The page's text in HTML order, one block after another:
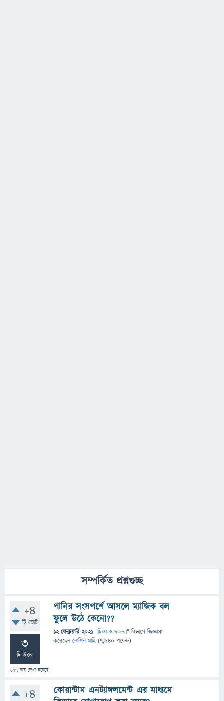
সম্পর্কিত প্রশ্নগুচ্ছ
+4
টি ভোট
3
টি উত্তর
677 বার দেখা হয়েছে
পানির সংসপর্শে আসলে ম্যাজিক বল
ফুলে উঠে কেনো??
12 ফেব্রুয়ারি 2021 "চিন্তা ও দক্ষতা" বিভাগে জিজ্ঞাসা
করেছেননোশিন মাহি (7,940 পয়েন্ট)
+4
কোয়ান্টাম এনট্যাঙ্গলমেন্ট এর মাধ্যমে